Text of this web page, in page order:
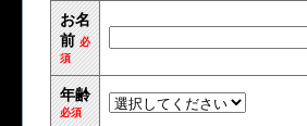
お名
前必
須
年齢
必須